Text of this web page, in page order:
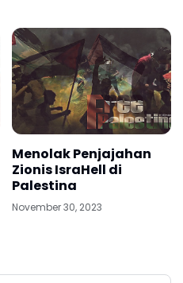
Menolak Penjajahan
Zionis IsraHell di
Palestina
November 30, 2023